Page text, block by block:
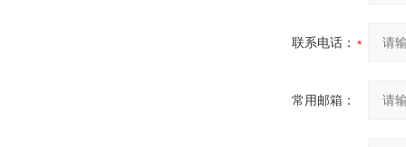
联系电话：
常用邮箱：